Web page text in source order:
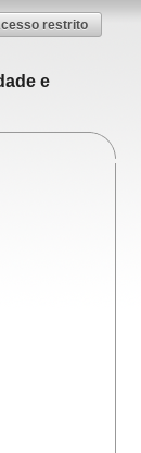
restrito
e